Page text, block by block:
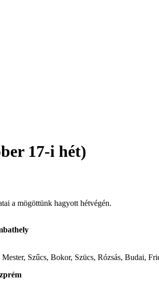
17-i hét)
a mögöttünk hagyott hétvégén.
Szűcs, Bokor, Szücs, Rózsás, Budai,